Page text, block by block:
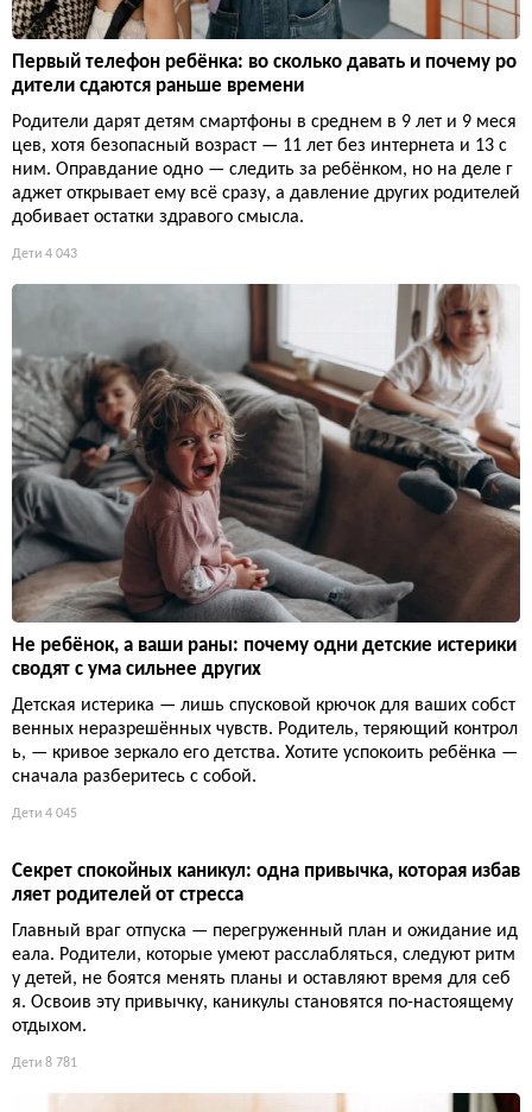
Первый телефон ребёнка: во сколько давать и почему ро
дители сдаются раньше времени
Родители дарят детям смартфоны в среднем в 9 лет и 9 меся
цев, хотя безопасный возраст — 11 лет без интернета и 13 с
ним. Оправдание одно — следить за ребёнком, но на деле г
аджет открывает ему всё сразу, а давление других родителей
добивает остатки здравого смысла.
Дети 4 043
Не ребёнок, а ваши раны: почему одни детские истерики
сводят с ума сильнее других
Детская истерика — лишь спусковой крючок для ваших собст
венных неразрешённых чувств. Родитель, теряющий контрол
ь, — кривое зеркало его детства. Хотите успокоить ребёнка —
сначала разберитесь с собой.
Дети 4 045
Секрет спокойных каникул: одна привычка, которая избав
ляет родителей от стресса
Главный враг отпуска — перегруженный план и ожидание ид
еала. Родители, которые умеют расслабляться, следуют ритм
у детей, не боятся менять планы и оставляют время для себ
я. Освоив эту привычку, каникулы становятся по-настоящему
отдыхом.
Дети 8 781